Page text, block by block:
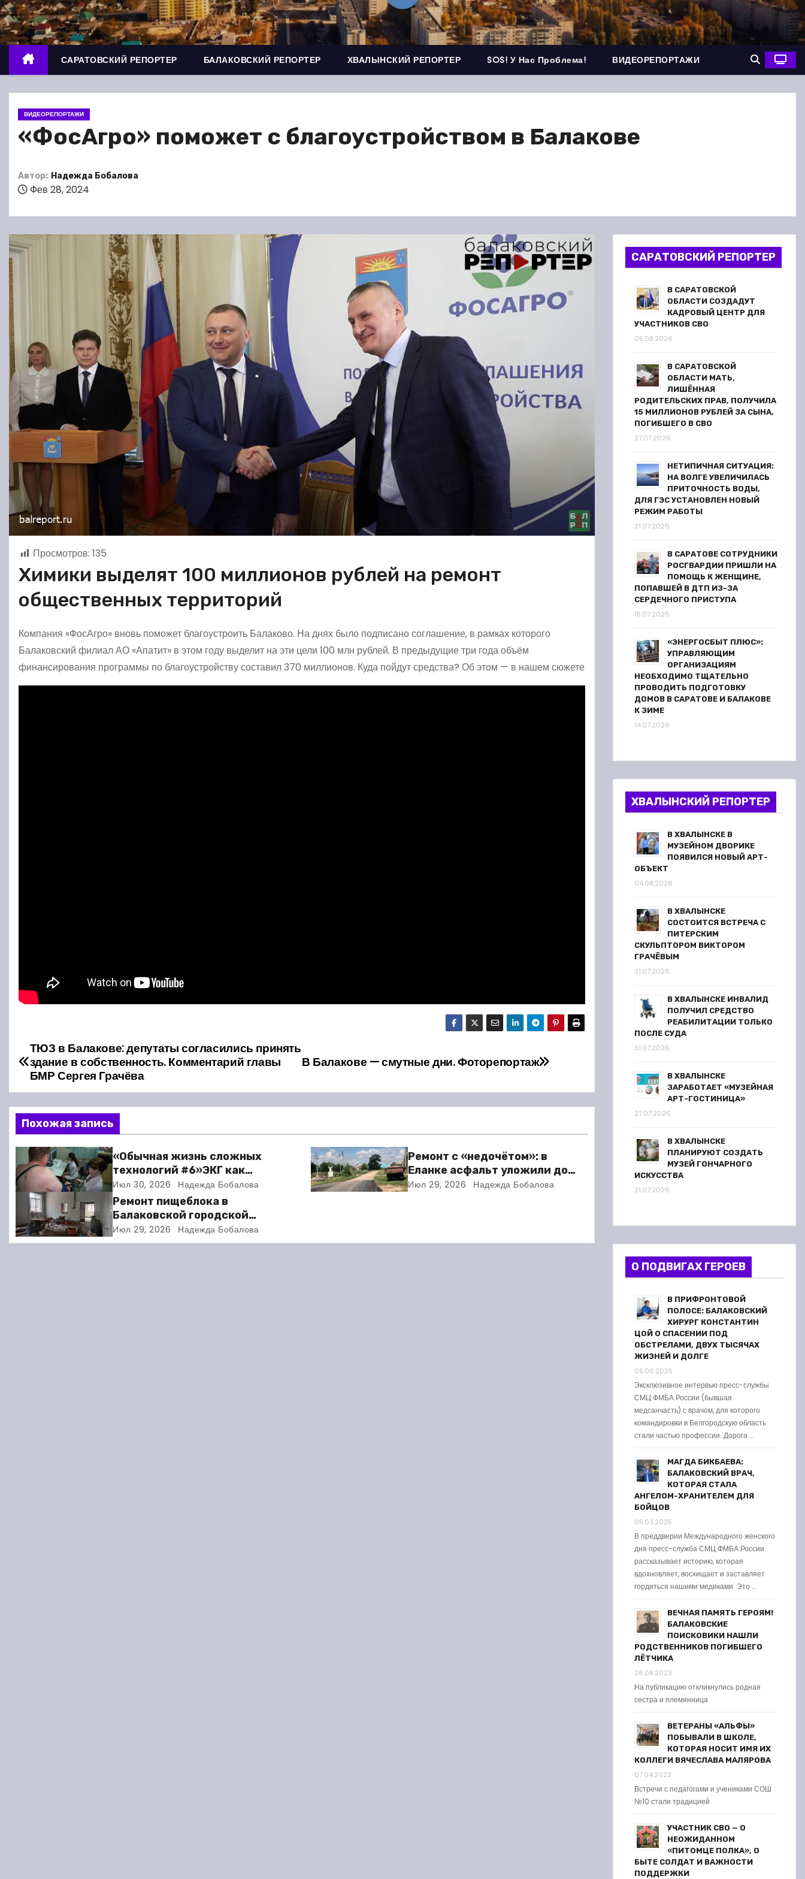
о
м
у
САРАТОВСКИЙ РЕПОРТЕР БАЛАКОВСКИЙ РЕПОРТЕР ХВАЛЫНСКИЙ РЕПОРТЕР SOS! У Нас Проблема! ВИДЕОРЕПОРТАЖИ
ВИДЕОРЕПОРТАЖИ
«ФосАгро» поможет с благоустройством в Балакове
Автор: Надежда Бобалова
Фев 28, 2024
Просмотров: 135
Химики выделят 100 миллионов рублей на ремонт
общественных территорий
Компания «ФосАгро» вновь поможет благоустроить Балаково. На днях было подписано соглашение, в рамках которого
Балаковский филиал АО «Апатит» в этом году выделит на эти цели 100 млн рублей. В предыдущие три года объём
финансирования программы по благоустройству составил 370 миллионов. Куда пойдут средства? Об этом — в нашем сюжете
Н
в
и
г
а
ц
и
В Балакове — смутные дни. Фоторепортаж
ТЮЗ в Балакове: депутаты согласились принять
здание в собственность. Комментарий главы
БМР Сергея Грачёва
Похожая запись
«Обычная жизнь сложных
технологий #6»ЭКГ как
искусство: когда ритм жизни
требует расшифровки
Июл 30, 2026 Надежда Бобалова
Ремонт с «недочётом»: в
Еланке асфальт уложили до
школы, но не дошли 30 метров
Июл 29, 2026 Надежда Бобалова
Ремонт пищеблока в
Балаковской городской
клинической больнице
выходит на финишную прямую
Июл 29, 2026 Надежда Бобалова
САРАТОВСКИЙ РЕПОРТЕР
В САРАТОВСКОЙ
ОБЛАСТИ СОЗДАДУТ
КАДРОВЫЙ ЦЕНТР ДЛЯ
УЧАСТНИКОВ СВО
05.08.2026
В САРАТОВСКОЙ
ОБЛАСТИ МАТЬ,
ЛИШЁННАЯ
РОДИТЕЛЬСКИХ ПРАВ, ПОЛУЧИЛА
15 МИЛЛИОНОВ РУБЛЕЙ ЗА СЫНА,
ПОГИБШЕГО В СВО
27.07.2026
НЕТИПИЧНАЯ СИТУАЦИЯ:
НА ВОЛГЕ УВЕЛИЧИЛАСЬ
ПРИТОЧНОСТЬ ВОДЫ,
ДЛЯ ГЭС УСТАНОВЛЕН НОВЫЙ
РЕЖИМ РАБОТЫ
21.07.2026
В САРАТОВЕ СОТРУДНИКИ
РОСГВАРДИИ ПРИШЛИ НА
ПОМОЩЬ К ЖЕНЩИНЕ,
ПОПАВШЕЙ В ДТП ИЗ-ЗА
СЕРДЕЧНОГО ПРИСТУПА
15.07.2026
«ЭНЕРГОСБЫТ ПЛЮС»:
УПРАВЛЯЮЩИМ
ОРГАНИЗАЦИЯМ
НЕОБХОДИМО ТЩАТЕЛЬНО
ПРОВОДИТЬ ПОДГОТОВКУ
ДОМОВ В САРАТОВЕ И БАЛАКОВЕ
К ЗИМЕ
14.07.2026
ХВАЛЫНСКИЙ РЕПОРТЕР
В ХВАЛЫНСКЕ В
МУЗЕЙНОМ ДВОРИКЕ
ПОЯВИЛСЯ НОВЫЙ АРТ-
ОБЪЕКТ
04.08.2026
В ХВАЛЫНСКЕ
СОСТОИТСЯ ВСТРЕЧА С
ПИТЕРСКИМ
СКУЛЬПТОРОМ ВИКТОРОМ
ГРАЧЁВЫМ
31.07.2026
В ХВАЛЫНСКЕ ИНВАЛИД
ПОЛУЧИЛ СРЕДСТВО
РЕАБИЛИТАЦИИ ТОЛЬКО
ПОСЛЕ СУДА
31.07.2026
В ХВАЛЫНСКЕ
ЗАРАБОТАЕТ «МУЗЕЙНАЯ
АРТ-ГОСТИНИЦА»
27.07.2026
В ХВАЛЫНСКЕ
ПЛАНИРУЮТ СОЗДАТЬ
МУЗЕЙ ГОНЧАРНОГО
ИСКУССТВА
21.07.2026
О ПОДВИГАХ ГЕРОЕВ
В ПРИФРОНТОВОЙ
ПОЛОСЕ: БАЛАКОВСКИЙ
ХИРУРГ КОНСТАНТИН
ЦОЙ О СПАСЕНИИ ПОД
ОБСТРЕЛАМИ, ДВУХ ТЫСЯЧАХ
ЖИЗНЕЙ И ДОЛГЕ
05.06.2025
Эксклюзивное интервью пресс-службы
СМЦ ФМБА России (бывшая
медсанчасть) с врачом, для которого
командировки в Белгородскую область
стали частью профессии. Дорога …
МАГДА БИКБАЕВА:
БАЛАКОВСКИЙ ВРАЧ,
КОТОРАЯ СТАЛА
АНГЕЛОМ-ХРАНИТЕЛЕМ ДЛЯ
БОЙЦОВ
05.03.2025
В преддверии Международного женского
дня пресс-служба СМЦ ФМБА России
рассказывает историю, которая
вдохновляет, восхищает и заставляет
гордиться нашими медиками. Это …
ВЕЧНАЯ ПАМЯТЬ ГЕРОЯМ!
БАЛАКОВСКИЕ
ПОИСКОВИКИ НАШЛИ
РОДСТВЕННИКОВ ПОГИБШЕГО
ЛЁТЧИКА
26.08.2023
На публикацию откликнулись родная
сестра и племянница
ВЕТЕРАНЫ «АЛЬФЫ»
ПОБЫВАЛИ В ШКОЛЕ,
КОТОРАЯ НОСИТ ИМЯ ИХ
КОЛЛЕГИ ВЯЧЕСЛАВА МАЛЯРОВА
07.04.2023
Встречи с педагогами и учениками СОШ
№10 стали традицией
УЧАСТНИК СВО — О
НЕОЖИДАННОМ
«ПИТОМЦЕ ПОЛКА», О
БЫТЕ СОЛДАТ И ВАЖНОСТИ
ПОДДЕРЖКИ